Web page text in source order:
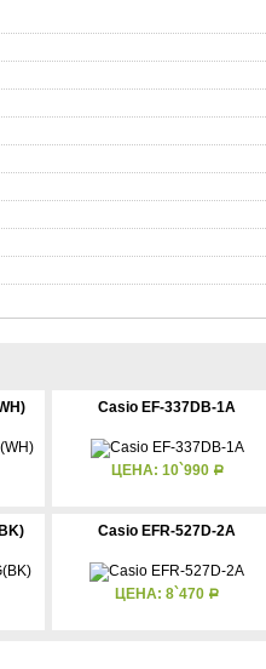
Casio EF-337DB-1A
ЦЕНА: 10`990 Р
Casio EFR-527D-2A
ЦЕНА: 8`470 Р